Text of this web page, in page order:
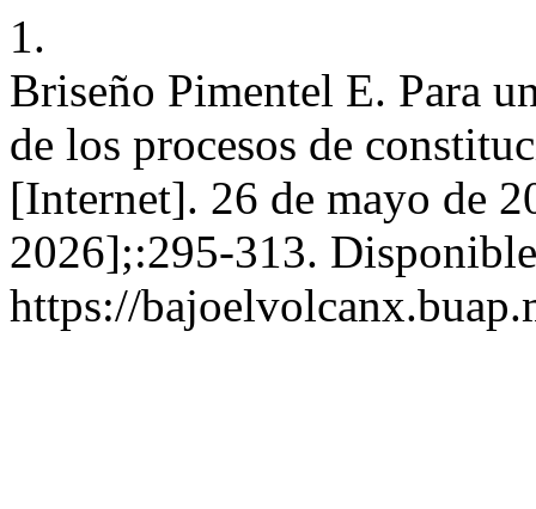
1.
Briseño Pimentel E. Para
de los procesos de
[Internet]. 26 de mayo de
2026];:295-313.
https://